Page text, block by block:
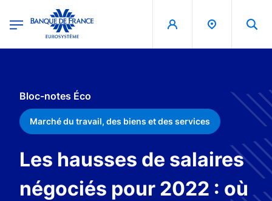
Banque de France - Menu Principal
Bloc-notes Éco
Marché du travail, des biens et des services
Les hausses de salaires
négociés pour 2022 : où